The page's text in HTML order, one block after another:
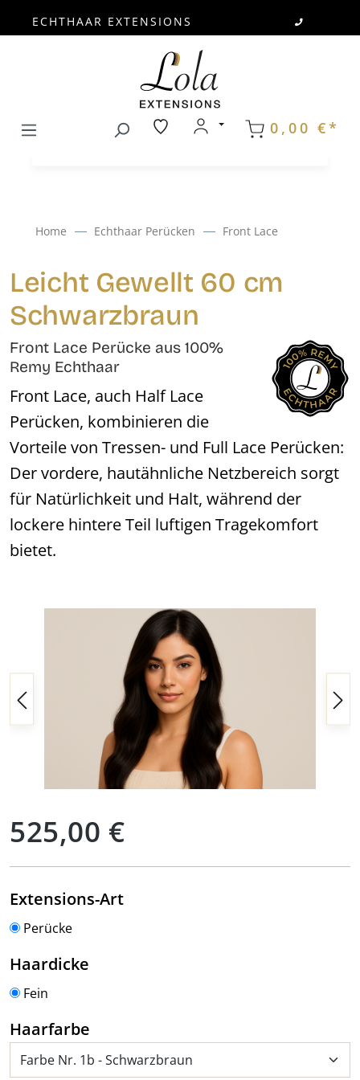
ECHTHAAR EXTENSIONS
0,00 €*
Home Echthaar Perücken Front Lace
Leicht Gewellt 60 cm
Schwarzbraun
Front Lace Perücke aus 100%
Remy Echthaar
Front Lace, auch Half Lace
Perücken, kombinieren die
Vorteile von Tressen- und Full Lace Perücken:
Der vordere, hautähnliche Netzbereich sorgt
für Natürlichkeit und Halt, während der
lockere hintere Teil luftigen Tragekomfort
bietet.
Bildergalerie überspringen
525,00 €
Extensions-Artauswählen
Perücke
Haardicke
Fein
Haarfarbe